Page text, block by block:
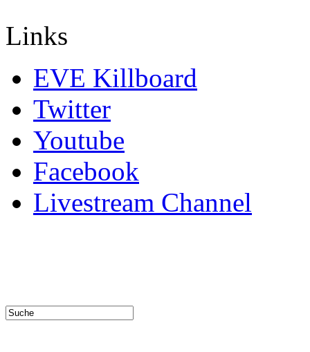
Links
EVE Killboard
Twitter
Youtube
Facebook
Livestream Channel